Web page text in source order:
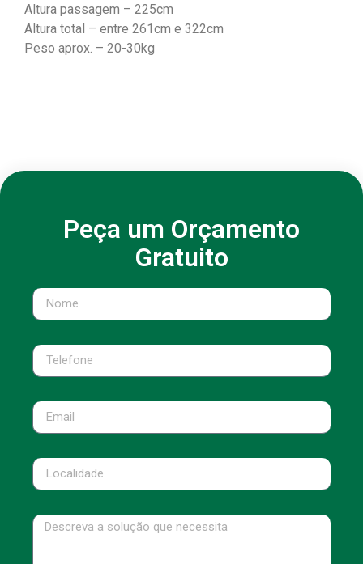
Altura passagem – 225cm
Altura total – entre 261cm e 322cm
Peso aprox. – 20-30kg
Peça um Orçamento
Gratuito